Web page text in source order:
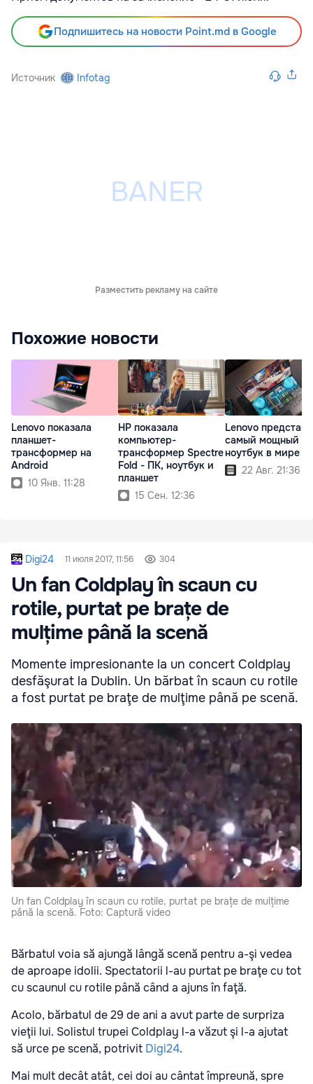
Подпишитесь на новости Point.md в Google
Источник Infotag
Разместить рекламу на сайте
Похожие новости
Lenovo показала
планшет-
трансформер на
Android
10 Янв. 11:28
HP показала
компьютер-
трансформер Spectre
Fold - ПК, ноутбук и
планшет
15 Сен. 12:36
Lenovo
самый мощный
ноутбук в мире
22 Авг. 21:36
Digi24 11 июля 2017, 11:56 304
Un fan Coldplay în scaun cu
rotile, purtat pe brațe de
mulțime până la scenă
Momente impresionante la un concert Coldplay
desfăşurat la Dublin. Un bărbat în scaun cu rotile
a fost purtat pe braţe de mulţime până pe scenă.
Un fan Coldplay în scaun cu rotile, purtat pe brațe de mulțime
până la scenă. Foto: Captură video
Bărbatul voia să ajungă lângă scenă pentru a-şi vedea
de aproape idolii. Spectatorii l-au purtat pe braţe cu tot
cu scaunul cu rotile până când a ajuns în faţă.
Acolo, bărbatul de 29 de ani a avut parte de surpriza
vieţii lui. Solistul trupei Coldplay l-a văzut şi l-a ajutat
să urce pe scenă, potrivit Digi24.
Mai mult decât atât, cei doi au cântat împreună, spre